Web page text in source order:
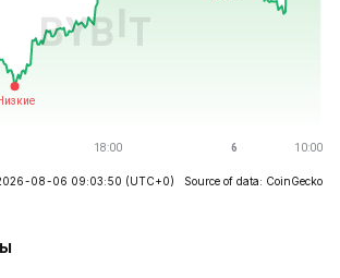
2026-08-06 09:03:50 (UTC+0) Source of data: CoinGecko